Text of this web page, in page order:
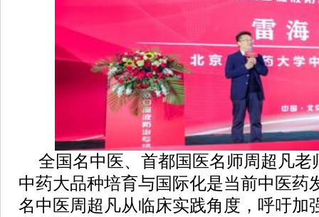
全国名中医、首都国医名师周超凡
中药大品种培育与国际化是当前中医药
名中医周超凡从临床实践角度，呼吁加